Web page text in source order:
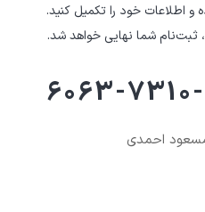
و اطلاعات خود را تکمیل کنید.
ثبت‌نام شما نهایی خواهد شد.
6063-
احمدی